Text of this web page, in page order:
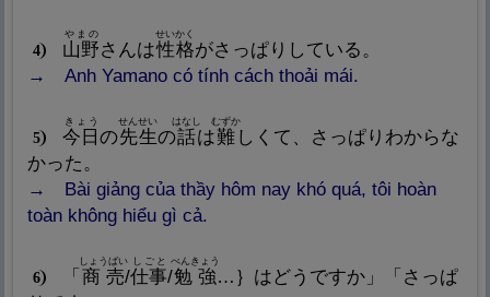
4 山野
やまの
さんは性格
phong cách
せいかく
がさっぱりしている。
Anh Yamano có tính cách thoải mái.
5 今 日
きょう
の先生
せんせい
の話
はなし
は難
むずか
しくて、さっぱりわからな
かった。
Bài giảng của thầy hôm nay khó quá, tôi hoàn
toàn không hiểu gì cả.
6 「 商売
しょうばい
/仕事
しごと
/勉強
べんきょう
…｝はどうですか」「さっぱ